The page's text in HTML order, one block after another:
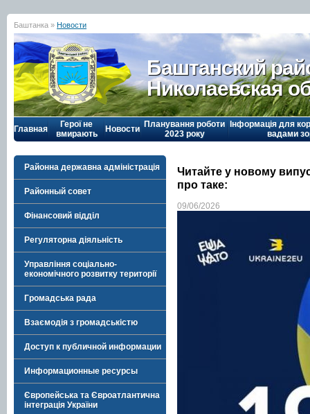
Баштанка » Новости
Баштанский
Николаевская
Главная
Герої не
вмирають
Новости Планування роботи
2023 року
Інформація для
вадами
Районна державна адміністрація
Районный совет
Фінансовий відділ
Регуляторна діяльність
Управління соціально-
економічного розвитку території
Громадська рада
Взаємодія з громадськістю
Доступ к публичной информации
Информационные ресурсы
Європейська та Євроатлантична
інтеграція України
Читайте у новому
про таке:
09/06/2026